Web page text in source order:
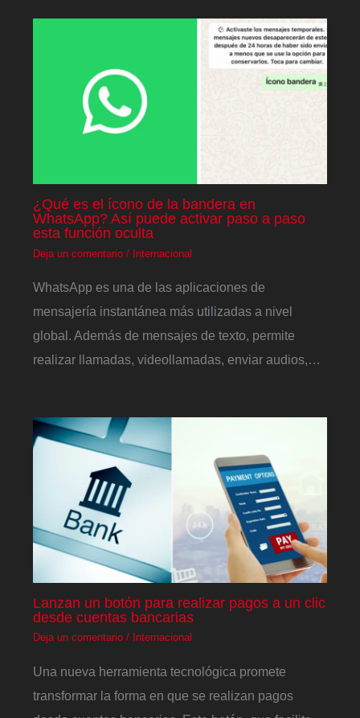
¿Qué es el ícono de la bandera en
WhatsApp? Así puede activar paso a paso
esta función oculta
Deja un comentario / Internacional
WhatsApp es una de las aplicaciones de
mensajería instantánea más utilizadas a nivel
global. Además de mensajes de texto, permite
realizar llamadas, videollamadas, enviar audios,…
Lanzan un botón para realizar pagos a un clic
desde cuentas bancarias
Deja un comentario / Internacional
Una nueva herramienta tecnológica promete
transformar la forma en que se realizan pagos